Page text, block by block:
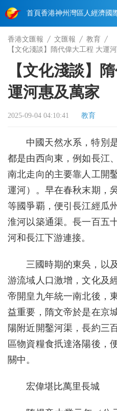
首頁香港神州 灣區人經濟國
香港文匯報 文匯報
教育
【文化淺談】隋代偉大工程 大運
【文化淺談】
運河惠及萬家
2025-09-04 04:10:41 教育
中國天然水系，特別
都是由西向東，例如長江
南北走向的主要靠人工開
運河）。早在春秋末期，
等國爭覇，便引長江經瓜
淮河以築通渠。長一百五
河和長江下游連接。
三國時期的東吳，以
游流域人口激增，文化及
帝開皇九年統一南北後，
益重要，隋文帝於是在京
陽附近開鑿河渠，長約三
區物資糧食扺達洛陽後，
關中。
宏偉堪比萬里長城